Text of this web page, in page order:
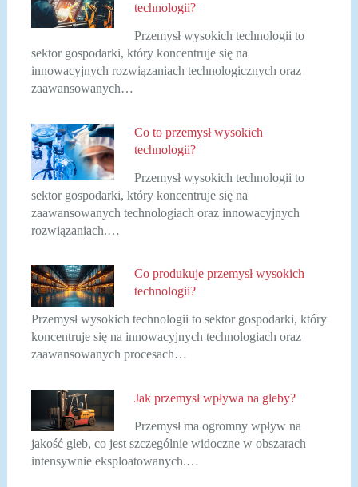
technologii?
Przemysł wysokich technologii to
sektor gospodarki, który koncentruje się na
innowacyjnych rozwiązaniach technologicznych oraz
zaawansowanych…
Co to przemysł wysokich
technologii?
Przemysł wysokich technologii to
sektor gospodarki, który koncentruje się na
zaawansowanych technologiach oraz innowacyjnych
rozwiązaniach.…
Co produkuje przemysł wysokich
technologii?
Przemysł wysokich technologii to sektor gospodarki, który
koncentruje się na innowacyjnych technologiach oraz
zaawansowanych procesach…
Jak przemysł wpływa na gleby?
Przemysł ma ogromny wpływ na
jakość gleb, co jest szczególnie widoczne w obszarach
intensywnie eksploatowanych.…